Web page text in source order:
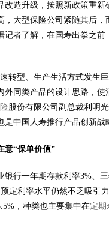
改造升级，按照新政策重
，大型保险公司紧随其后，
记者了解，在国寿出拳之
型、生产生活方式发生巨
同类产品的设计思路，使
股份有限公司副总裁利明
中国人寿推行产品创新战
“保单价值”
行一年期存款利率3%、三
定利率水平仍然不乏吸引
，种类也主要集中在定期